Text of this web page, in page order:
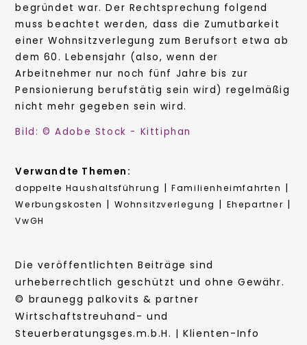
begründet war. Der Rechtsprechung folgend
muss beachtet werden, dass die Zumutbarkeit
einer Wohnsitzverlegung zum Berufsort etwa ab
dem 60. Lebensjahr (also, wenn der
Arbeitnehmer nur noch fünf Jahre bis zur
Pensionierung berufstätig sein wird) regelmäßig
nicht mehr gegeben sein wird.
Bild: © Adobe Stock - Kittiphan
Verwandte Themen:
doppelte Haushaltsführung |Familienheimfahrten |
Werbungskosten | Wohnsitzverlegung | Ehepartner |
VwGH
Die veröffentlichten Beiträge sind
urheberrechtlich geschützt und ohne Gewähr.
© braunegg palkovits & partner
Wirtschaftstreuhand- und
Steuerberatungsges.m.b.H. | Klienten-Info